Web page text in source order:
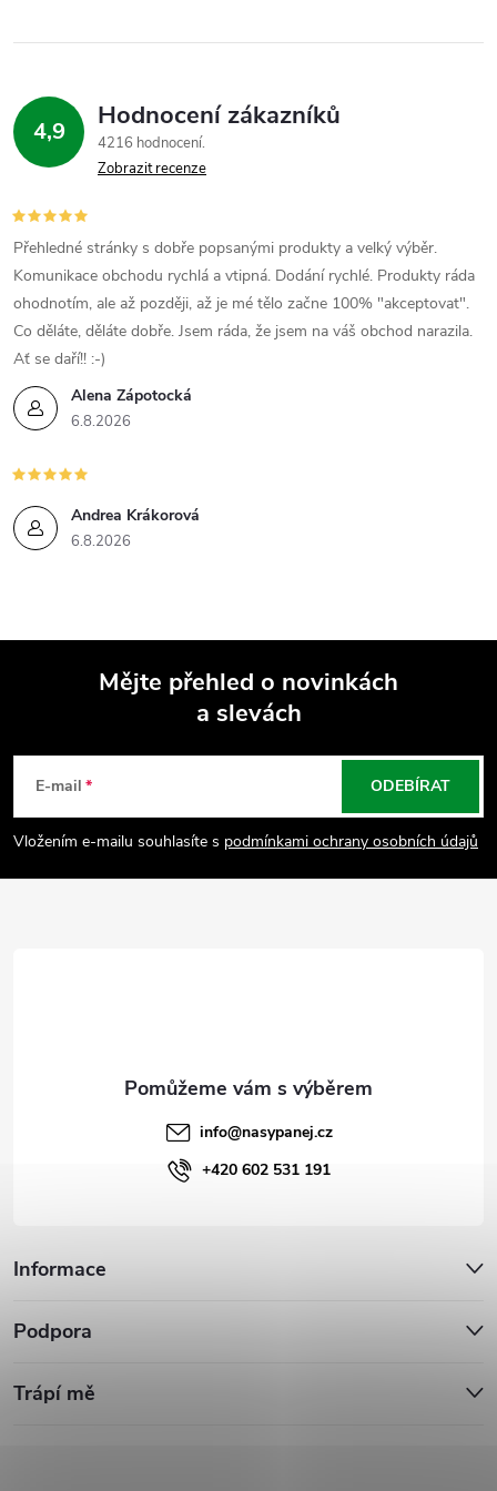
v
k
y
v
ý
p
i
s
u
n
4,9 Hodnocení zákazníků
4216 hodnocení
Zobrazit recenze
Alena Zápotocká
6.8.2026
Přehledné stránky s dobře popsanými produkty a velký výběr.
Komunikace obchodu rychlá a vtipná. Dodání rychlé. Produkty ráda
ohodnotím, ale až později, až je mé tělo začne 100% "akceptovat".
Co děláte, děláte dobře. Jsem ráda, že jsem na váš obchod narazila.
Ať se daří!! :-)
Andrea Krákorová
6.8.2026
p
a
Mějte přehled o novinkách
a slevách
E-mail
Vložením e-mailu souhlasíte s podmínkami ochrany osobních údajů
ODEBÍRAT
Informace
Podpora
Trápí mě
info@nasypanej.cz
+420 602 531 191